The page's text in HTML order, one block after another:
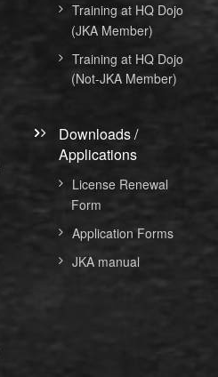
Training at HQ Dojo
(JKA Member)
Training at HQ Dojo
(Not-JKA Member)
Downloads /
Applications
License Renewal
Form
Application Forms
JKA manual